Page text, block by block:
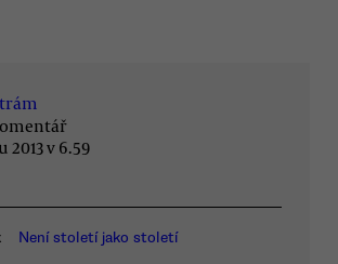
2013 v 6.59
Není století jako století